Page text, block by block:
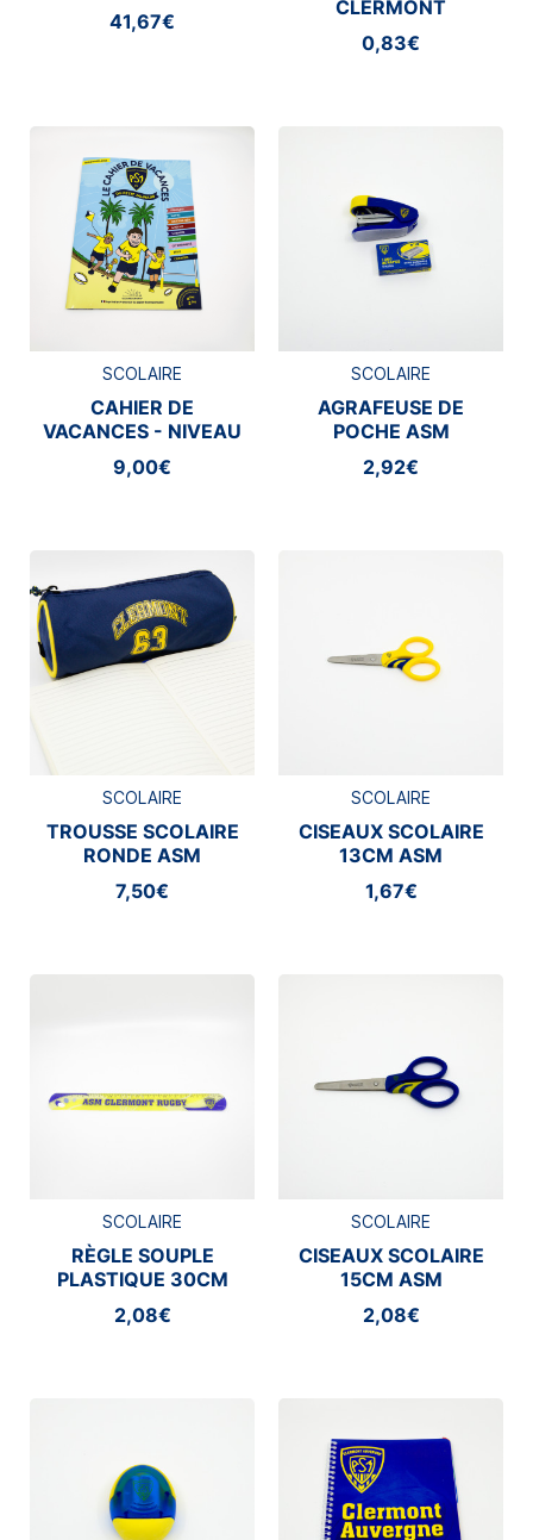
41,67€
CLERMONT
0,83€
SCOLAIRE
CAHIER DE
VACANCES - NIVEAU
COLLÈGE
9,00€
SCOLAIRE
AGRAFEUSE DE
POCHE ASM
CLERMONT
2,92€
SCOLAIRE
TROUSSE SCOLAIRE
RONDE ASM
CLERMONT
7,50€
SCOLAIRE
CISEAUX SCOLAIRE
13CM ASM
CLERMONT
1,67€
SCOLAIRE
RÈGLE SOUPLE
PLASTIQUE 30CM
ASM CLERMONT
2,08€
SCOLAIRE
CISEAUX SCOLAIRE
15CM ASM
CLERMONT
2,08€